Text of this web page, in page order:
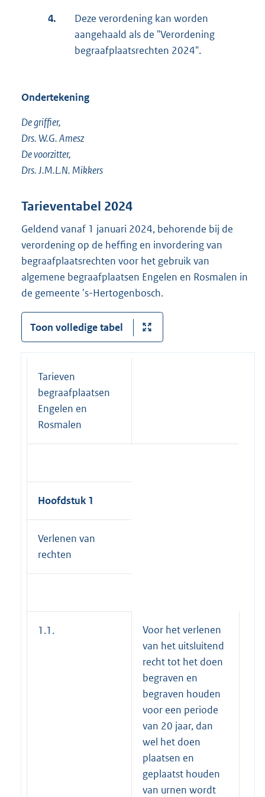
4.
Deze verordening kan worden
aangehaald als de "Verordening
begraafplaatsrechten 2024".
Ondertekening
De griffier,
Drs. W.G. Amesz
De voorzitter,
Drs. J.M.L.N. Mikkers
Tarieventabel 2024
Geldend vanaf 1 januari 2024, behorende bij de
verordening op de heffing en invordering van
begraafplaatsrechten voor het gebruik van
algemene begraafplaatsen Engelen en Rosmalen in
de gemeente 's-Hertogenbosch.
Toon volledige tabel
Tarieven
begraafplaatsen
Engelen en
Rosmalen
Hoofdstuk 1
Verlenen van
rechten
1.1.
Voor het verlenen
van het uitsluitend
recht tot het doen
begraven en
begraven houden
voor een periode
van 20 jaar, dan
wel het doen
plaatsen en
geplaatst houden
van urnen wordt